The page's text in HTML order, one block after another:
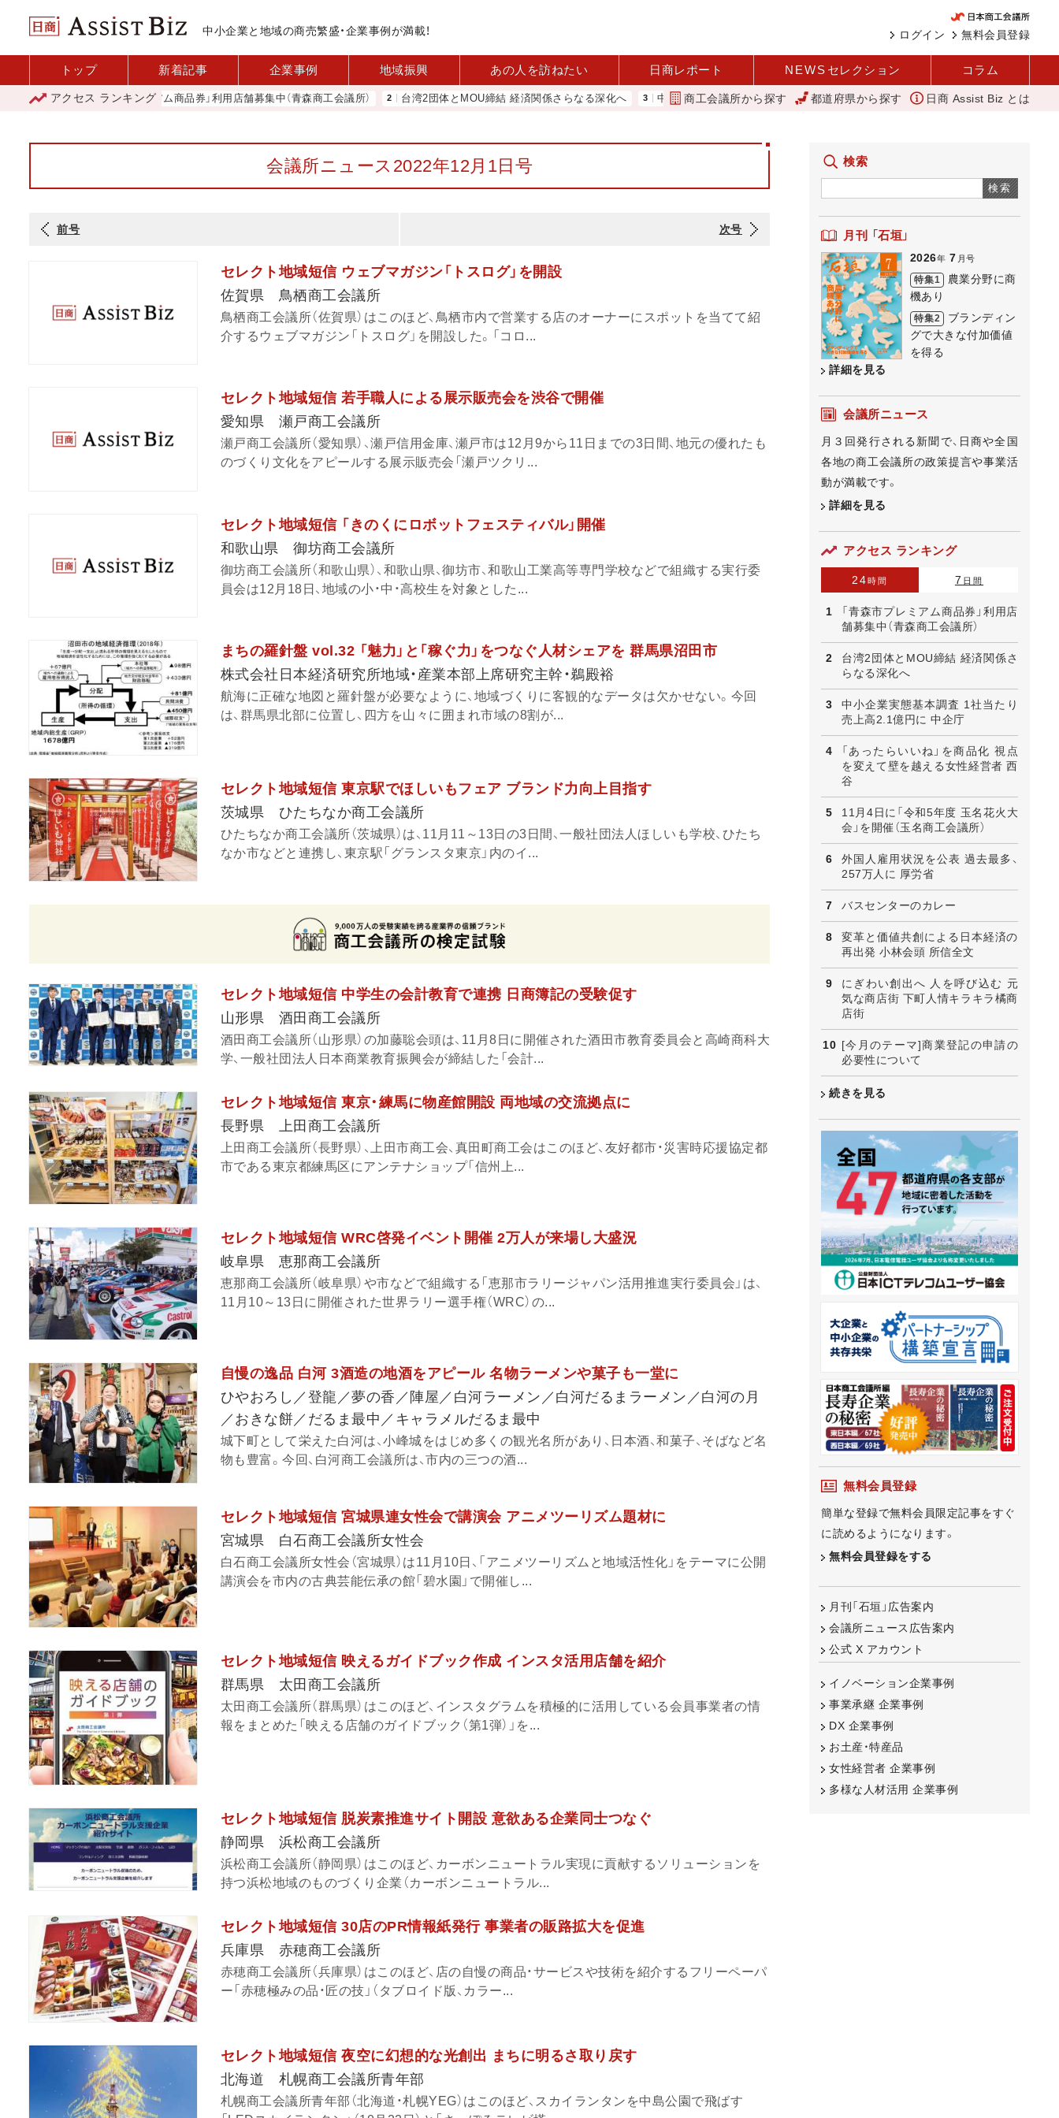
中小企業と地域の商売繁盛・企業事例が満載！ 無料会員登録
ログイン
トップ 新着記事 企業事例 地域振興 あの人を訪ねたい 日商レポート NEWS セレクション コラム
アクセス ランキング
「青森市プレミアム商品券」利用店舗募集中（青森商工会議所） 台湾2団体とMOU締結 経済関係さらなる深化へ 中小企業実態基本調査 1社当たり売上高2.1億円に 中企庁 「あったらいいね」を商品化
商工会議所から探す 都道府県から探す 日商 Assist Biz とは
会議所ニュース2022年12月1日号
前号 次号
セレクト地域短信 ウェブマガジン「トスログ」を開設
佐賀県 鳥栖商工会議所
鳥栖商工会議所（佐賀県）はこのほど、鳥栖市内で営業する店のオーナーにスポットを当てて紹
介するウェブマガジン「トスログ」を開設した。「コロ...
セレクト地域短信 若手職人による展示販売会を渋谷で開催
愛知県 瀬戸商工会議所
瀬戸商工会議所（愛知県）、瀬戸信用金庫、瀬戸市は12月9から11日までの3日間、地元の優れたも
のづくり文化をアピールする展示販売会「瀬戸ツクリ...
セレクト地域短信 「きのくにロボットフェスティバル」開催
和歌山県 御坊商工会議所
御坊商工会議所（和歌山県）、和歌山県、御坊市、和歌山工業高等専門学校などで組織する実行委
員会は12月18日、地域の小・中・高校生を対象とした...
まちの羅針盤 vol.32 「魅力」と「稼ぐ力」をつなぐ人材シェアを 群馬県沼田市
株式会社日本経済研究所地域・産業本部上席研究主幹・鵜殿裕
航海に正確な地図と羅針盤が必要なように、地域づくりに客観的なデータは欠かせない。今回
は、群馬県北部に位置し、四方を山々に囲まれ市域の8割が...
セレクト地域短信 東京駅でほしいもフェア ブランド力向上目指す
茨城県 ひたちなか商工会議所
ひたちなか商工会議所（茨城県）は、11月11～13日の3日間、一般社団法人ほしいも学校、ひたち
なか市などと連携し、東京駅「グランスタ東京」内のイ...
セレクト地域短信 中学生の会計教育で連携 日商簿記の受験促す
山形県 酒田商工会議所
酒田商工会議所（山形県）の加藤聡会頭は、11月8日に開催された酒田市教育委員会と高崎商科大
学、一般社団法人日本商業教育振興会が締結した「会計...
セレクト地域短信 東京・練馬に物産館開設 両地域の交流拠点に
長野県 上田商工会議所
上田商工会議所（長野県）、上田市商工会、真田町商工会はこのほど、友好都市・災害時応援協定都
市である東京都練馬区にアンテナショップ「信州上...
セレクト地域短信 WRC啓発イベント開催 2万人が来場し大盛況
岐阜県 恵那商工会議所
恵那商工会議所（岐阜県）や市などで組織する「恵那市ラリージャパン活用推進実行委員会」は、
11月10～13日に開催された世界ラリー選手権（WRC）の...
自慢の逸品 白河 3酒造の地酒をアピール 名物ラーメンや菓子も一堂に
ひやおろし／登龍／夢の香／陣屋／白河ラーメン／白河だるまラーメン／白河の月
／おきな餅／だるま最中／キャラメルだるま最中
城下町として栄えた白河は、小峰城をはじめ多くの観光名所があり、日本酒、和菓子、そばなど名
物も豊富。今回、白河商工会議所は、市内の三つの酒...
セレクト地域短信 宮城県連女性会で講演会 アニメツーリズム題材に
宮城県 白石商工会議所女性会
白石商工会議所女性会（宮城県）は11月10日、「アニメツーリズムと地域活性化」をテーマに公開
講演会を市内の古典芸能伝承の館「碧水園」で開催し...
セレクト地域短信 映えるガイドブック作成 インスタ活用店舗を紹介
群馬県 太田商工会議所
太田商工会議所（群馬県）はこのほど、インスタグラムを積極的に活用している会員事業者の情
報をまとめた「映える店舗のガイドブック（第1弾）」を...
セレクト地域短信 脱炭素推進サイト開設 意欲ある企業同士つなぐ
静岡県 浜松商工会議所
浜松商工会議所（静岡県）はこのほど、カーボンニュートラル実現に貢献するソリューションを
持つ浜松地域のものづくり企業（カーボンニュートラル...
セレクト地域短信 30店のPR情報紙発行 事業者の販路拡大を促進
兵庫県 赤穂商工会議所
赤穂商工会議所（兵庫県）はこのほど、店の自慢の商品・サービスや技術を紹介するフリーペーパ
ー「赤穂極みの品・匠の技」（タブロイド版、カラー...
セレクト地域短信 夜空に幻想的な光創出 まちに明るさ取り戻す
北海道 札幌商工会議所青年部
札幌商工会議所青年部（北海道・札幌YEG）はこのほど、スカイランタンを中島公園で飛ばす
検索
検索
月刊 「石垣」
2026年 7 月号
特集1
農業分野に商
機あり
特集2
ブランディン
グで大きな付加価値
を得る
詳細を見る
会議所ニュース
月３回発行される新聞で、日商や全国
各地の商工会議所の政策提言や事業活
動が満載です。
詳細を見る
アクセス ランキング
24時間 7 日間
「青森市プレミアム商品券」利用店
舗募集中（青森商工会議所）
台湾2団体とMOU締結 経済関係さ
らなる深化へ
中小企業実態基本調査 1社当たり
売上高2.1億円に 中企庁
「あったらいいね」を商品化 視点
を変えて壁を越える女性経営者 西
谷
11月4日に「令和5年度 玉名花火大
会」を開催（玉名商工会議所）
外国人雇用状況を公表 過去最多、
257万人に 厚労省
バスセンターのカレー
変革と価値共創による日本経済の
再出発 小林会頭 所信全文
にぎわい創出へ 人を呼び込む 元
気な商店街 下町人情キラキラ橘商
店街
[今月のテーマ]商業登記の申請の
必要性について
続きを見る
無料会員登録
簡単な登録で無料会員限定記事をすぐ
に読めるようになります。
無料会員登録をする
月刊「石垣」広告案内
会議所ニュース広告案内
公式 X アカウント
イノベーション企業事例
事業承継 企業事例
DX 企業事例
お土産・特産品
女性経営者 企業事例
多様な人材活用 企業事例